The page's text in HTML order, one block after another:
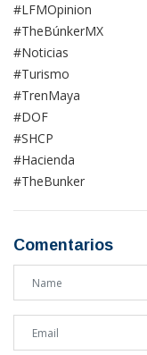
#LFMOpinion
#TheBúnkerMX
#Noticias
#Turismo
#TrenMaya
#DOF
#SHCP
#Hacienda
#TheBunker
Comentarios